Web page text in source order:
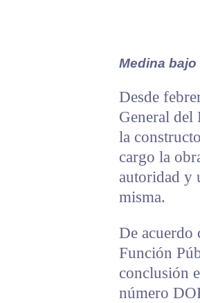
Medina bajo
Desde
General del
la
cargo la
autoridad y
misma.
De acuerdo
Función
conclusión
número